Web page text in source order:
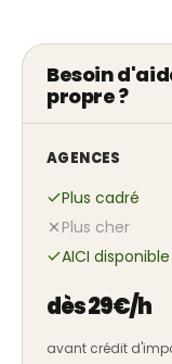
Besoin
propre ?
AGENCES
Plus cadré
Plus cher
AICI disponible
dès 29€/h
avant crédit